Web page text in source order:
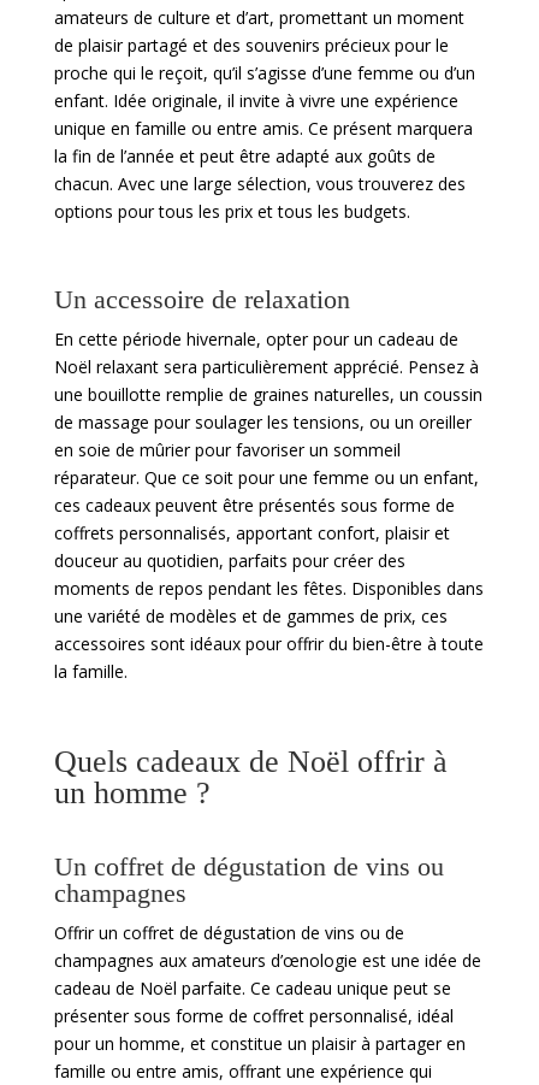
amateurs de culture et d’art, promettant un moment
de plaisir partagé et des souvenirs précieux pour le
proche qui le reçoit, qu’il s’agisse d’une femme ou d’un
enfant. Idée originale, il invite à vivre une expérience
unique en famille ou entre amis. Ce présent marquera
la fin de l’année et peut être adapté aux goûts de
chacun. Avec une large sélection, vous trouverez des
options pour tous les prix et tous les budgets.
Un accessoire de relaxation
En cette période hivernale, opter pour un cadeau de
Noël relaxant sera particulièrement apprécié. Pensez à
une bouillotte remplie de graines naturelles, un coussin
de massage pour soulager les tensions, ou un oreiller
en soie de mûrier pour favoriser un sommeil
réparateur. Que ce soit pour une femme ou un enfant,
ces cadeaux peuvent être présentés sous forme de
coffrets personnalisés, apportant confort, plaisir et
douceur au quotidien, parfaits pour créer des
moments de repos pendant les fêtes. Disponibles dans
une variété de modèles et de gammes de prix, ces
accessoires sont idéaux pour offrir du bien-être à toute
la famille.
Quels cadeaux de Noël offrir à
un homme ?
Un coffret de dégustation de vins ou
champagnes
Offrir un coffret de dégustation de vins ou de
champagnes aux amateurs d’œnologie est une idée de
cadeau de Noël parfaite. Ce cadeau unique peut se
présenter sous forme de coffret personnalisé, idéal
pour un homme, et constitue un plaisir à partager en
famille ou entre amis, offrant une expérience qui